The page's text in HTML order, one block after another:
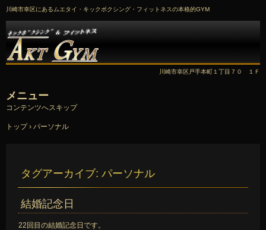
川崎市幸区にあるムエタイ・キックボクシング・フィットネスの本格的GYM
川崎市幸区戸手本町１丁目７０ １Ｆ
メニュー
コンテンツへスキップ
トップ › パーソナル
タグアーカイブ: パーソナル
結婚記念日
22回目の結婚記念日です。